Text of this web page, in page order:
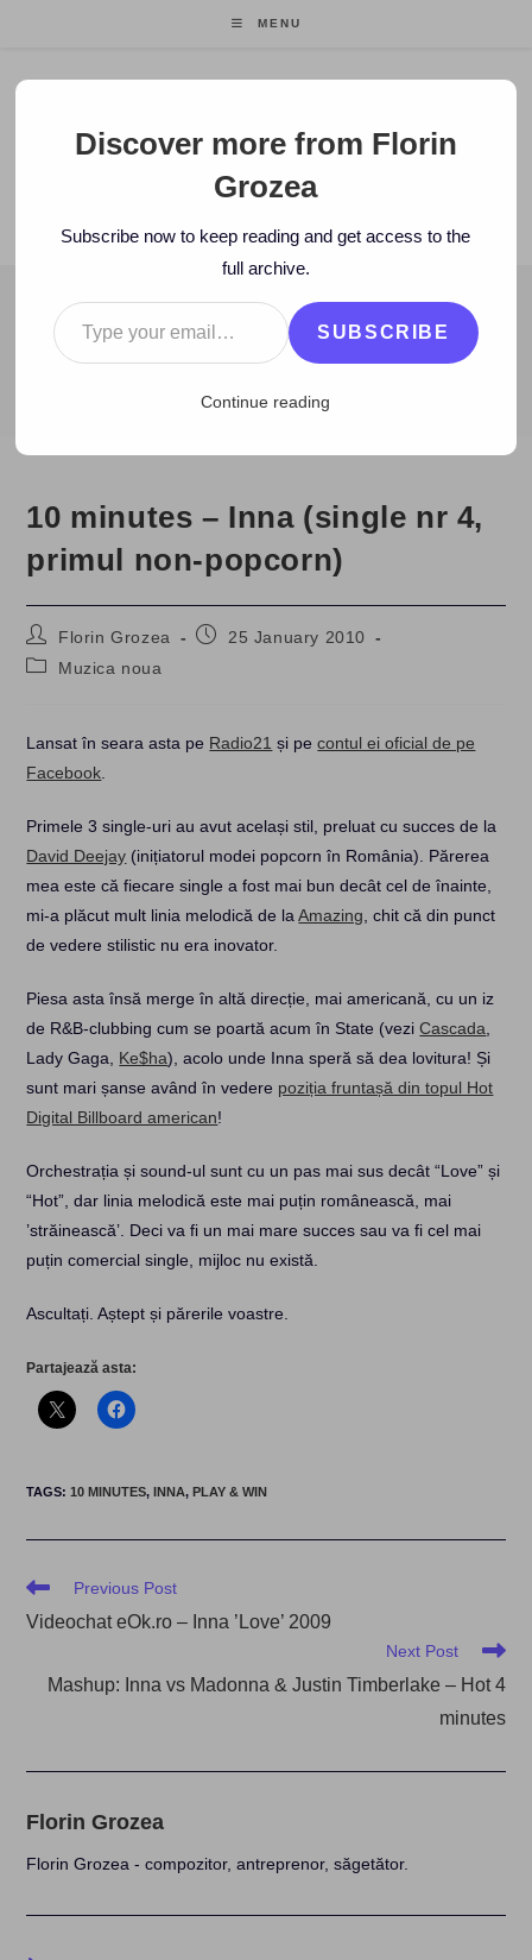
MENU
Florin Grozea
ENTREPRENEUR. FOUNDER/CEO MOCAPP.
BLOG
2010 > January > 25 > Muzica noua > 10 minutes – Inna (single
10 minutes – Inna (single nr 4,
primul non-popcorn)
Post
author:
Florin Grozea
Post25 January 2010
PostMuzica noua
Lansat în seara asta pe Radio21 și pecontul ei oficial de pe
Facebook
Primele 3 single-uri au avut același stil, preluat cu succes de la
David Deejay (inițiatorul modei popcorn în România). Părerea
mea este că fiecare single a fost mai bun decât cel de înainte,
mi-a plăcut mult linia melodică de laAmazing , chit că din punct
de vedere stilistic nu era inovator.
Piesa asta însă merge în altă direcție, mai americană, cu un iz
de R&B-clubbing cum se poartă acum în State (veziCascada
Lady Gaga, Ke$ha), acolo unde Inna speră să dea lovitura! Și
sunt mari șanse având în vedere poziția fruntașă din topul Hot
Digital Billboard american!
Orchestrația și sound-ul sunt cu un pas mai sus decât “Love” și
“Hot”, dar linia melodică este mai puțin românească, mai
’străinească’. Deci va fi un mai mare succes sau va fi cel mai
puțin comercial single, mijloc nu există.
Ascultați. Aștept și părerile voastre.
Partajează asta:
TAGS:10 MINUTES, INNA, PLAY & WIN
Read
articles
Previous Post
Videochat eOk.ro – Inna ’Love’ 2009
Next Post
Mashup: Inna vs Madonna & Justin Timberlake – Hot 4
minutes
Florin Grozea
Florin Grozea - compozitor, antreprenor, săgetător.
Discover more from Florin
Grozea
Subscribe now to keep reading and get access to the
full archive.
Type your email…
SUBSCRIBE
Continue reading